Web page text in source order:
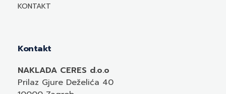
KONTAKT
Kontakt
NAKLADA CERES d.o.o
Prilaz Gjure Deželića 40